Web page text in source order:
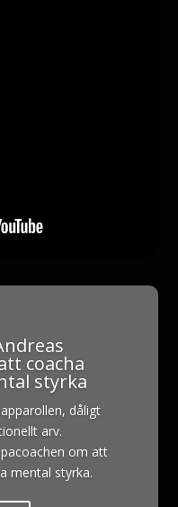
coacha
styrka
dåligt
arv.
om att
mental styrka.